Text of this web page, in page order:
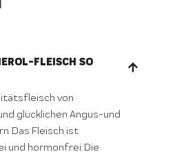
FLEISCH SO
von
glücklichen Angus-und
Das Fleisch ist
und hormonfrei. Die